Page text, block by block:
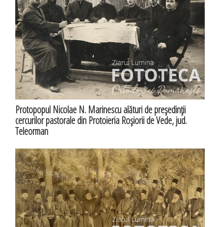
Protopopul Nicolae N. Marinescu alături de preşedinţii
cercurilor pastorale din Protoieria Roşiorii de Vede, jud.
Teleorman